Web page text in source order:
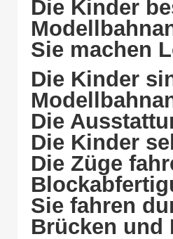
Die Kinder
Sie machen
Die Kinder
Die
Die Kinder
Die Züge
Sie fahren
Brücken und